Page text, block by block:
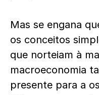
Mas se engana
os conceitos
que norteiam à
macroeconomia
presente para a